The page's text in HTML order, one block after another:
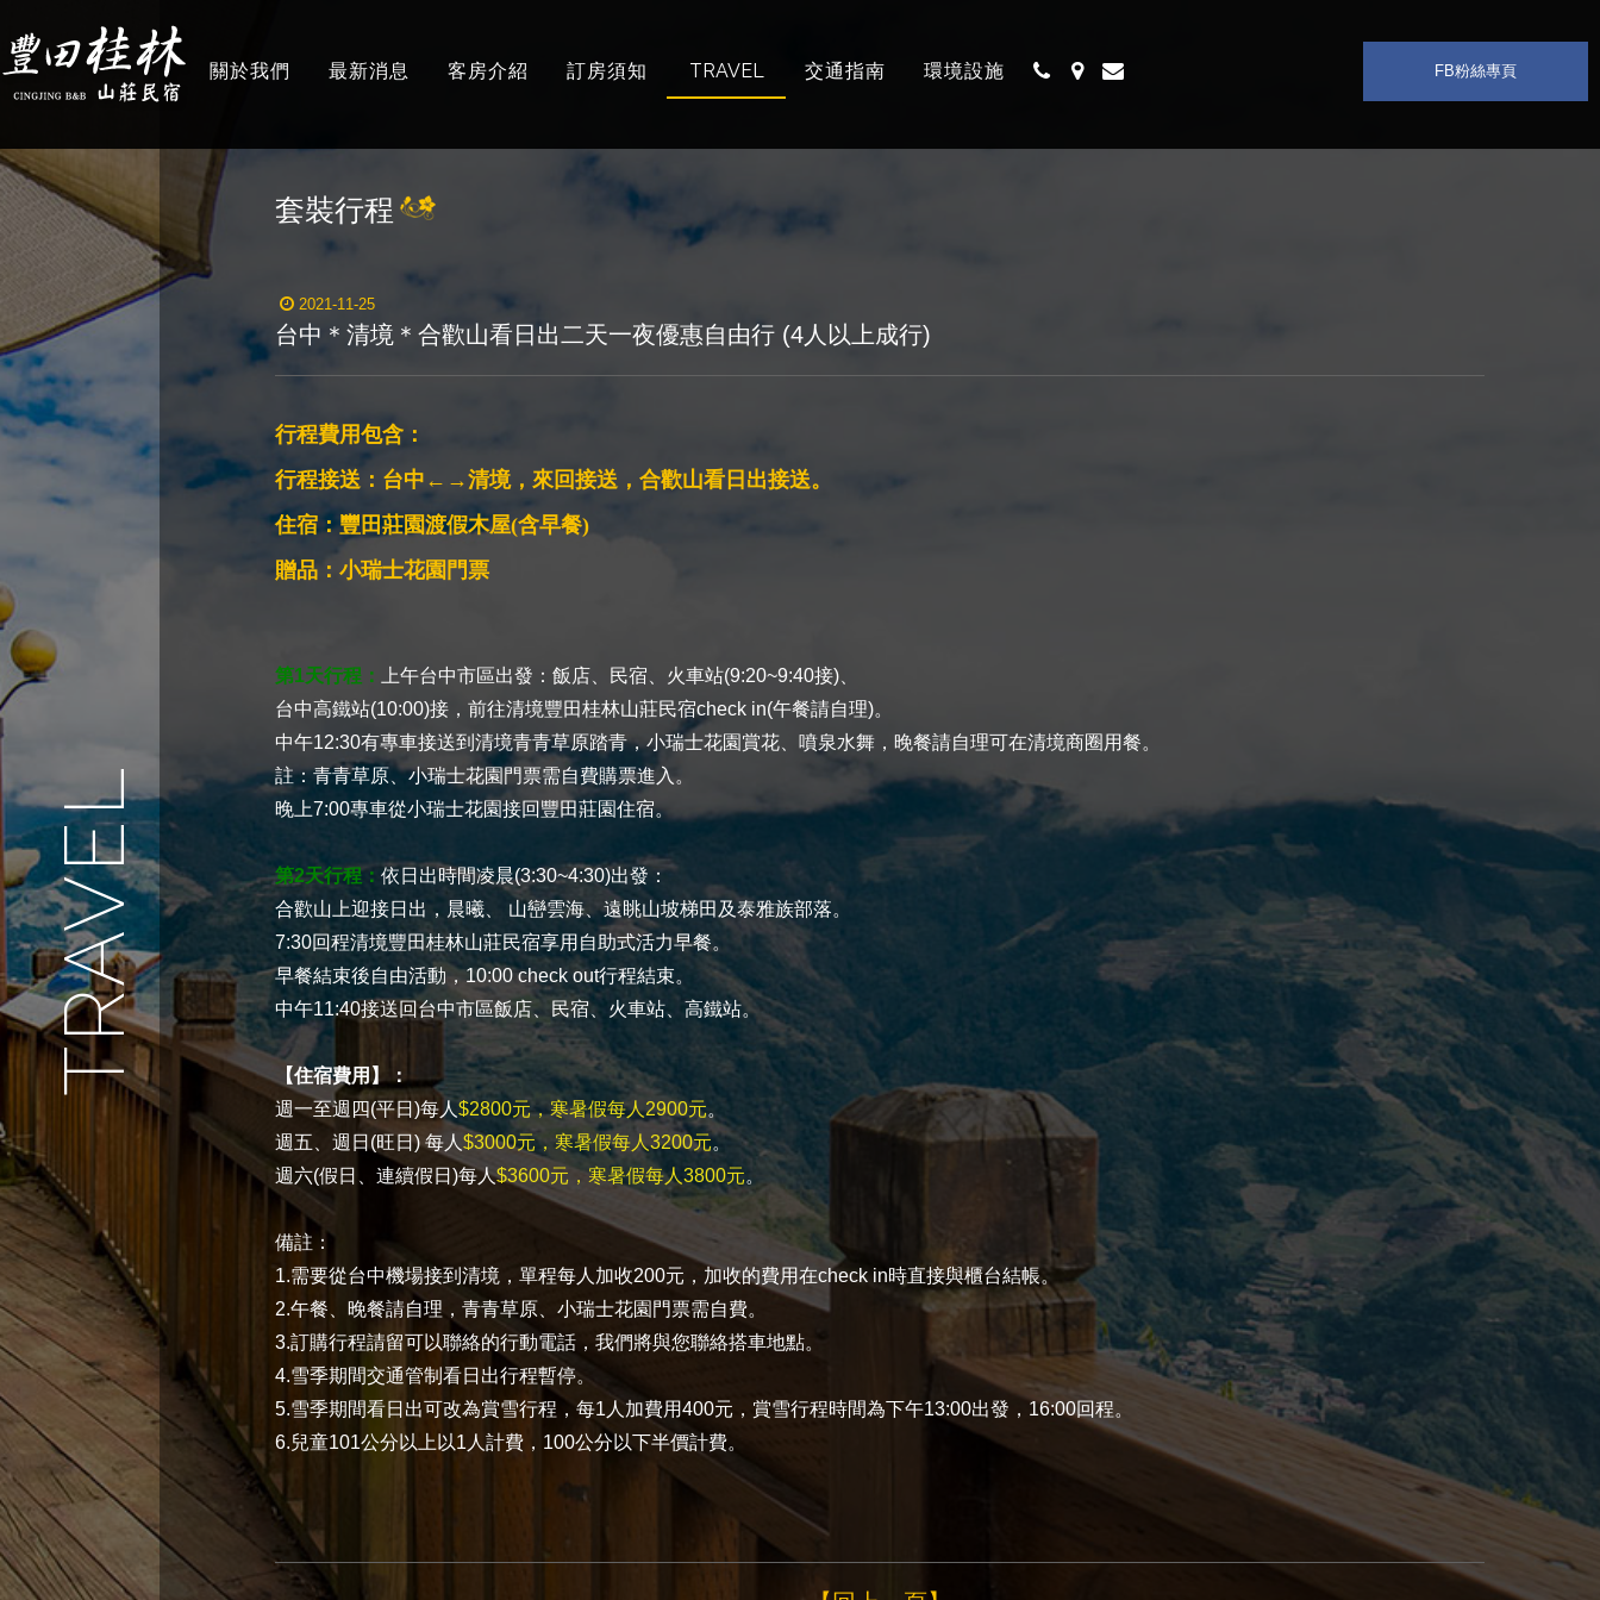
關於我們 最新消息 客房介紹 訂房須知 TRAVEL 交通指南 環境設施 FB粉絲專頁
套裝行程
2021-11-25
台中＊清境＊合歡山看日出二天一夜優惠自由行 (4人以上成行)
行程費用包含：
行程接送：台中←→清境，來回接送，合歡山看日出接送。
住宿：豐田莊園渡假木屋(含早餐)
贈品：小瑞士花園門票
第1天行程：
上午台中市區出發：飯店、民宿、火車站(9:20~9:40接)、
台中高鐵站(10:00)接，前往清境豐田桂林山莊民宿check in(午餐請自理)。
中午12:30有專車接送到清境青青草原踏青，小瑞士花園賞花、噴泉水舞，晚餐請自理可在清境商圈用餐。
註：青青草原、小瑞士花園門票需自費購票進入。
晚上7:00專車從小瑞士花園接回豐田莊園住宿。
第2天行程：依日出時間凌晨(3:30~4:30)出發：
合歡山上迎接日出，晨曦、 山巒雲海、遠眺山坡梯田及泰雅族部落。
7:30回程清境豐田桂林山莊民宿享用自助式活力早餐。
早餐結束後自由活動，10:00 check out行程結束。
中午11:40接送回台中市區飯店、民宿、火車站、高鐵站。
【住宿費用】：
週一至週四(平日)每人$2800元，寒暑假每人2900元。
週五、週日(旺日) 每人$3000元，寒暑假每人3200元。
週六(假日、連續假日)每人$3600元，寒暑假每人3800元。
備註：
1.需要從台中機場接到清境，單程每人加收200元，加收的費用在check in時直接與櫃台結帳。
2.午餐、晚餐請自理，青青草原、小瑞士花園門票需自費。
3.訂購行程請留可以聯絡的行動電話，我們將與您聯絡搭車地點。
4.雪季期間交通管制看日出行程暫停。
5.雪季期間看日出可改為賞雪行程，每1人加費用400元，賞雪行程時間為下午13:00出發，16:00回程。
6.兒童101公分以上以1人計費，100公分以下半價計費。